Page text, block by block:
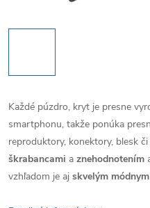
Každé púzdro, kryt je presne
smartphonu, takže ponúka
reproduktory, konektory, blesk
škrabancami a znehodnotením
vzhľadom je aj skvelým